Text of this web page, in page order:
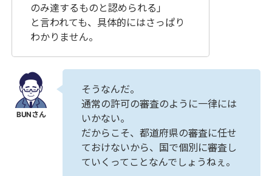
のみ達するものと認められる」
と言われても、具体的にはさっぱり
わかりません。
そうなんだ。
通常の許可の審査のように一律には
いかない。
だからこそ、都道府県の審査に任せ
ておけないから、国で個別に審査し
ていくってことなんでしょうねぇ。